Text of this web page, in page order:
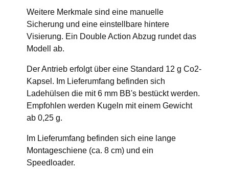
Weitere Merkmale sind eine manuelle
Sicherung und eine einstellbare hintere
Visierung. Ein Double Action Abzug rundet das
Modell ab.
Der Antrieb erfolgt über eine Standard 12 g Co2-
Kapsel. Im Lieferumfang befinden sich
Ladehülsen die mit 6 mm BB's bestückt werden.
Empfohlen werden Kugeln mit einem Gewicht
ab 0,25 g.
Im Lieferumfang befinden sich eine lange
Montageschiene (ca. 8 cm) und ein
Speedloader.